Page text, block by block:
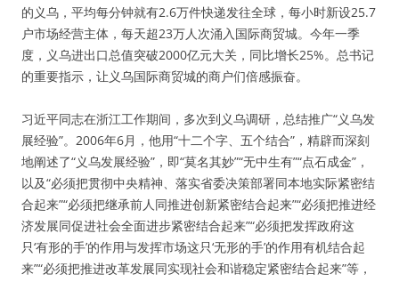
的义乌，平均每分钟就有2.6万件快递发往全球，每小时新设25.7
户市场经营主体，每天超23万人次涌入国际商贸城。今年一季
度，义乌进出口总值突破2000亿元大关，同比增长25%。总书记
的重要指示，让义乌国际商贸城的商户们倍感振奋。
习近平同志在浙江工作期间，多次到义乌调研，总结推广“义乌发
展经验”。2006年6月，他用“十二个字、五个结合”，精辟而深刻
地阐述了“义乌发展经验”，即“莫名其妙”“无中生有”“点石成金”，
以及“必须把贯彻中央精神、落实省委决策部署同本地实际紧密结
合起来”“必须把继承前人同推进创新紧密结合起来”“必须把推进经
济发展同促进社会全面进步紧密结合起来”“必须把发挥政府这
只‘有形的手’的作用与发挥市场这只‘无形的手’的作用有机结合起
来”“必须把推进改革发展同实现社会和谐稳定紧密结合起来”等，